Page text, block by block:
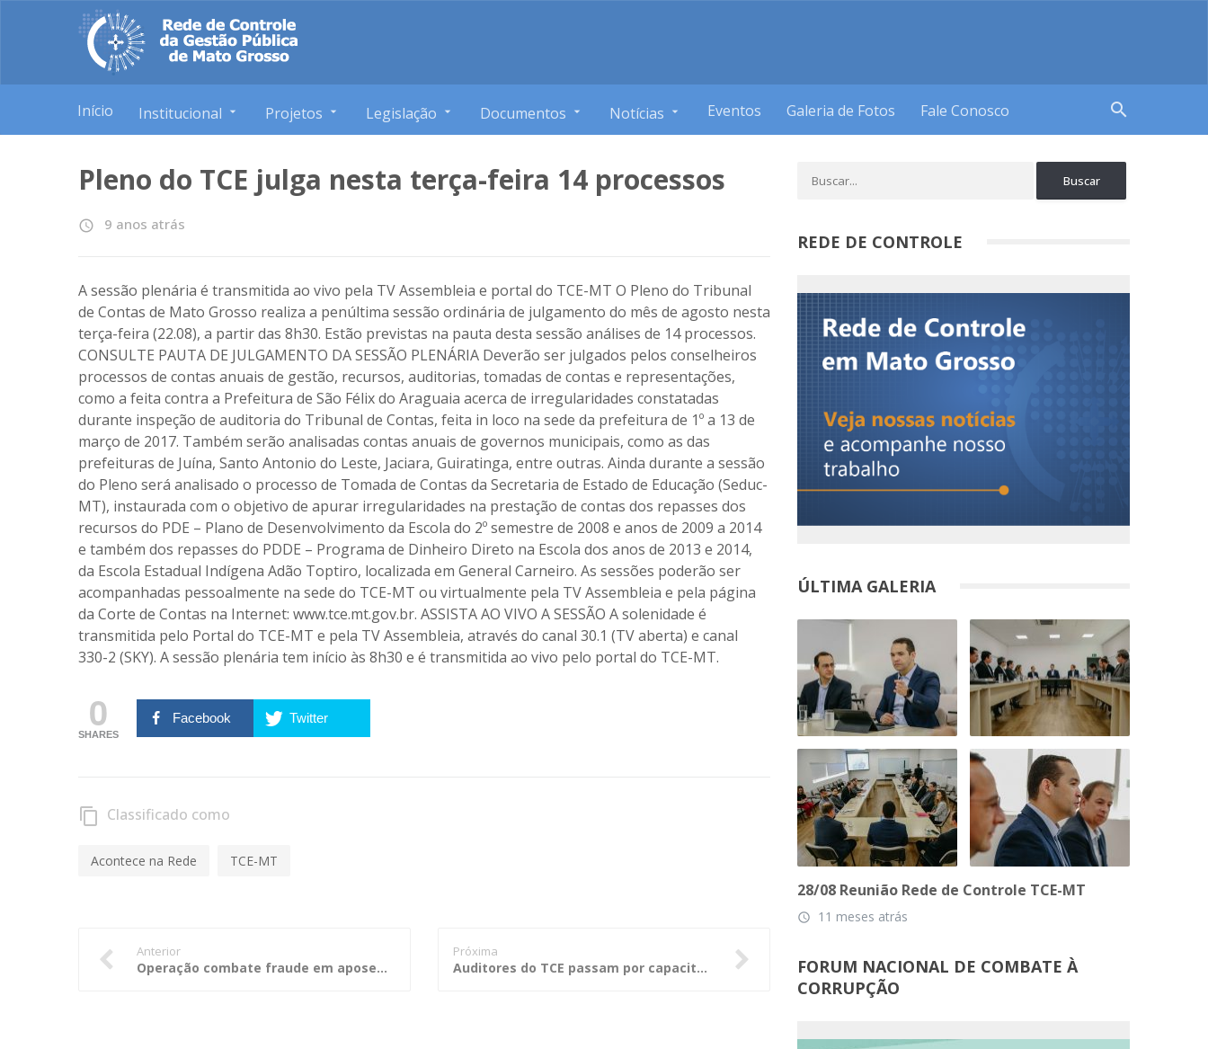
Início Institucional Projetos Legislação Documentos Notícias Eventos Galeria de Fotos Fale Conosco search
Pleno do TCE julga nesta terça-feira 14 processos
access_time 9 anos atrás
A sessão plenária é transmitida ao vivo pela TV Assembleia e portal do TCE-MT O Pleno do Tribunal
de Contas de Mato Grosso realiza a penúltima sessão ordinária de julgamento do mês de agosto nesta
terça-feira (22.08), a partir das 8h30. Estão previstas na pauta desta sessão análises de 14 processos.
CONSULTE PAUTA DE JULGAMENTO DA SESSÃO PLENÁRIA Deverão ser julgados pelos conselheiros
processos de contas anuais de gestão, recursos, auditorias, tomadas de contas e representações,
como a feita contra a Prefeitura de São Félix do Araguaia acerca de irregularidades constatadas
durante inspeção de auditoria do Tribunal de Contas, feita in loco na sede da prefeitura de 1º a 13 de
março de 2017. Também serão analisadas contas anuais de governos municipais, como as das
prefeituras de Juína, Santo Antonio do Leste, Jaciara, Guiratinga, entre outras. Ainda durante a sessão
do Pleno será analisado o processo de Tomada de Contas da Secretaria de Estado de Educação (Seduc-
MT), instaurada com o objetivo de apurar irregularidades na prestação de contas dos repasses dos
recursos do PDE – Plano de Desenvolvimento da Escola do 2º semestre de 2008 e anos de 2009 a 2014
e também dos repasses do PDDE – Programa de Dinheiro Direto na Escola dos anos de 2013 e 2014,
da Escola Estadual Indígena Adão Toptiro, localizada em General Carneiro. As sessões poderão ser
acompanhadas pessoalmente na sede do TCE-MT ou virtualmente pela TV Assembleia e pela página
da Corte de Contas na Internet: www.tce.mt.gov.br. ASSISTA AO VIVO A SESSÃO A solenidade é
transmitida pelo Portal do TCE-MT e pela TV Assembleia, através do canal 30.1 (TV aberta) e canal
330-2 (SKY). A sessão plenária tem início às 8h30 e é transmitida ao vivo pelo portal do TCE-MT.
0
SHARES
Facebook Twitter
content_copy Classificado como
Acontece na Rede TCE-MT
Anterior
Operação combate fraude em aposentadoria militar no Rio Grande do Sul
Próxima
Auditores do TCE passam por capacitação sobre judicialização da saúde
REDE DE CONTROLE
ÚLTIMA GALERIA
28/08 Reunião Rede de Controle TCE-MT
access_time 11 meses atrás
FORUM NACIONAL DE COMBATE À
CORRUPÇÃO